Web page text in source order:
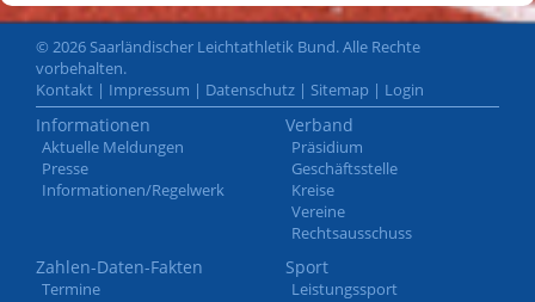
© 2026 Saarländischer Leichtathletik Bund. Alle Rechte
vorbehalten.
Kontakt | Impressum | Datenschutz | Sitemap | Login
Informationen
Aktuelle Meldungen
Presse
Informationen/Regelwerk
Verband
Präsidium
Geschäftsstelle
Kreise
Vereine
Rechtsausschuss
Zahlen-Daten-Fakten
Termine
Sport
Leistungssport